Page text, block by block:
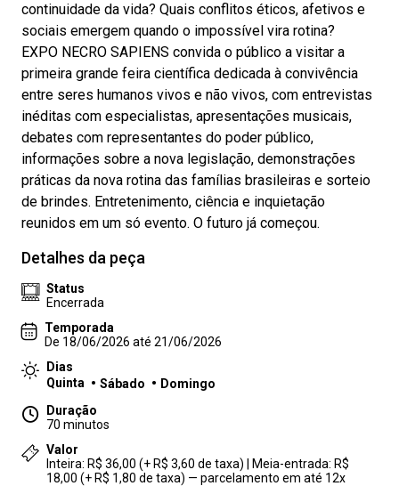
continuidade da vida? Quais conflitos éticos, afetivos e
sociais emergem quando o impossível vira rotina?
EXPO NECRO SAPIENS convida o público a visitar a
primeira grande feira científica dedicada à convivência
entre seres humanos vivos e não vivos, com entrevistas
inéditas com especialistas, apresentações musicais,
debates com representantes do poder público,
informações sobre a nova legislação, demonstrações
práticas da nova rotina das famílias brasileiras e sorteio
de brindes. Entretenimento, ciência e inquietação
reunidos em um só evento. O futuro já começou.
Detalhes da peça
Status
Encerrada
Temporada
De 18/06/2026 até 21/06/2026
Dias
Quinta
Sábado
Domingo
Duração
70 minutos
Valor
Inteira: R$ 36,00 (+ R$ 3,60 de taxa) | Meia-entrada: R$
18,00 (+ R$ 1,80 de taxa) — parcelamento em até 12x